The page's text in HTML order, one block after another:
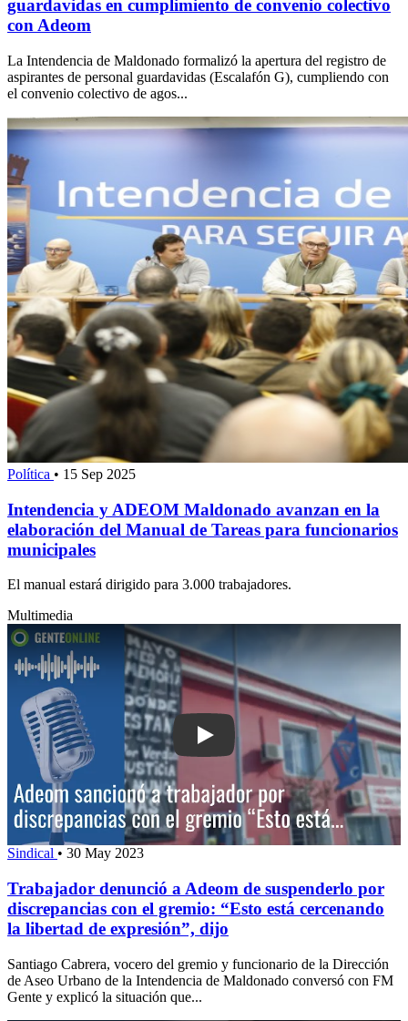
guardavidas en cumplimiento de convenio colectivo
con Adeom
La Intendencia de Maldonado formalizó la apertura del registro de
aspirantes de personal guardavidas (Escalafón G), cumpliendo con
el convenio colectivo de agos...
Política • 15 Sep 2025
Intendencia y ADEOM Maldonado avanzan en la
elaboración del Manual de Tareas para funcionarios
municipales
El manual estará dirigido para 3.000 trabajadores.
Multimedia
Play: Trabajador denunció a Adeom
Sindical • 30 May 2023
Trabajador denunció a Adeom de suspenderlo por
discrepancias con el gremio: “Esto está cercenando
la libertad de expresión”, dijo
Santiago Cabrera, vocero del gremio y funcionario de la Dirección
de Aseo Urbano de la Intendencia de Maldonado conversó con FM
Gente y explicó la situación que...